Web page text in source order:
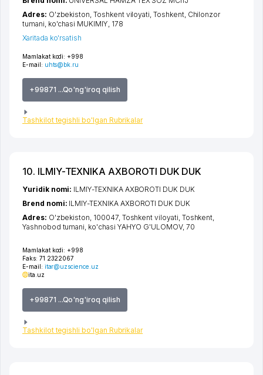
Mamlakat kodi: +998
E-mail: uhts@bk.ru
+99871 ...Qo'ng'iroq qilish
Tashkilot tegishli bo'lgan Rubrikalar
Adres: O'zbekiston,Toshkent viloyati ,Toshkent, Chilonzor
tumani ko'chasi MUKIMIY , 178
Xaritada ko'rsatish
10. ILMIY-TEXNIKA AXBOROTI DUK DUK
Mamlakat kodi: +998
Faks: 71 2322067
E-mail: itar@uzscience.uz
ita.uz
+99871 ...Qo'ng'iroq qilish
Tashkilot tegishli bo'lgan Rubrikalar
Yuridik nomi: ILMIY-TEXNIKA AXBOROTI DUK DUK
Brend nomi: ILMIY-TEXNIKA AXBOROTI DUK DUK
Adres: O'zbekiston, 100047, Toshkent viloyati Toshkent
Yashnobod tumani ko'chasi YAHYO G'ULOMOV, 70